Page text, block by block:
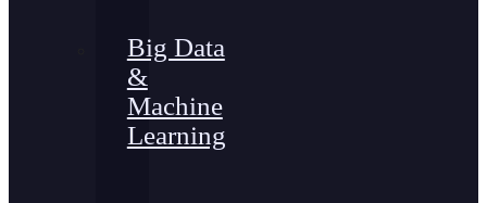
Big Data
&
Machine
Learning